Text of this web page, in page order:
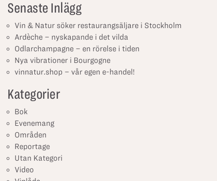
Senaste Inlägg
Vin & Natur söker restaurangsäljare i Stockholm
Ardèche – nyskapande i det vilda
Odlarchampagne – en rörelse i tiden
Nya vibrationer i Bourgogne
vinnatur.shop – vår egen e-handel!
Kategorier
Bok
Evenemang
Områden
Reportage
Utan Kategori
Video